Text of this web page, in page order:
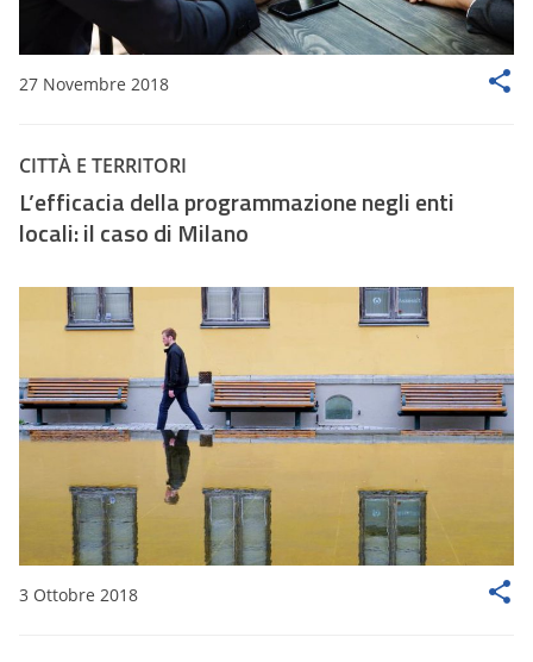
27 Novembre 2018
CITTÀ E TERRITORI
L’efficacia della programmazione negli enti
locali: il caso di Milano
3 Ottobre 2018